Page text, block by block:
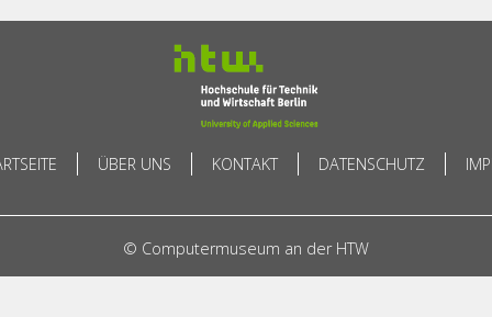
ÜBER UNS KONTAKT DATENSCHUTZ
© Computermuseum an der HTW